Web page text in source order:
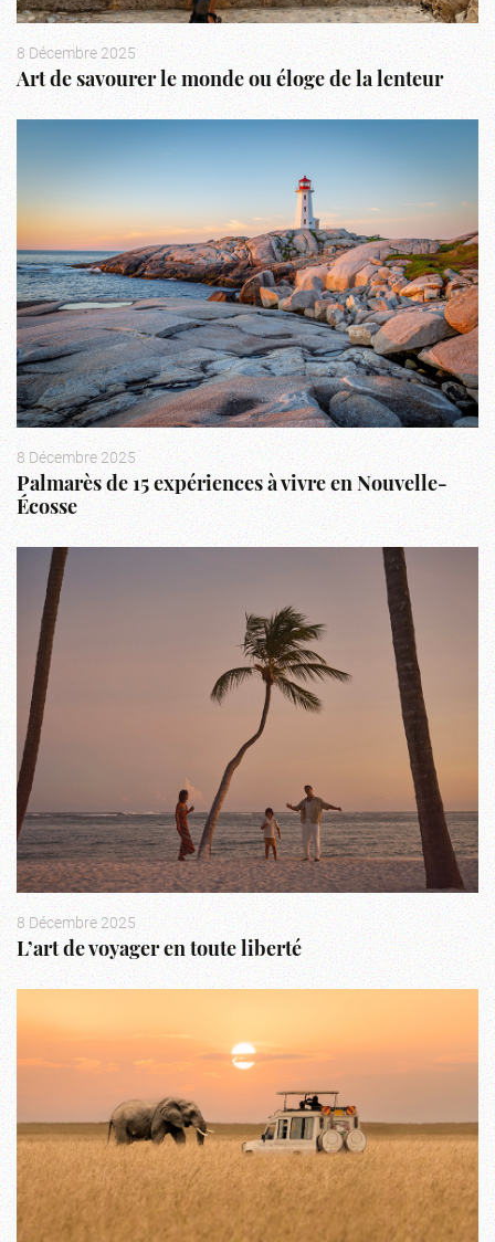
8 Décembre 2025
Art de savourer le monde ou éloge de la lenteur
8 Décembre 2025
Palmarès de 15 expériences à vivre en Nouvelle-
Écosse
8 Décembre 2025
L’art de voyager en toute liberté